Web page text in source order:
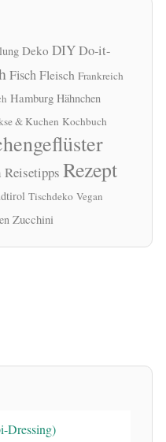
Deko DIYDo-it-
FischFleisch Frankreich
Hamburg Hähnchen
& Kuchen Kochbuch
Reisetipps Rezept
Tischdeko Vegan
Zucchini
Dressing)